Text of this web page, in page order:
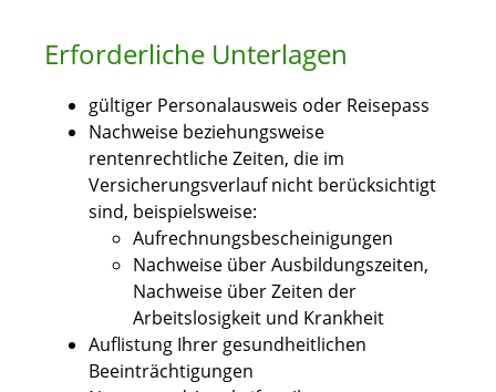
Erforderliche Unterlagen
gültiger Personalausweis oder Reisepass
Nachweise beziehungsweise
rentenrechtliche Zeiten, die im
Versicherungsverlauf nicht berücksichtigt
sind, beispielsweise:
Aufrechnungsbescheinigungen
Nachweise über Ausbildungszeiten,
Nachweise über Zeiten der
Arbeitslosigkeit und Krankheit
Auflistung Ihrer gesundheitlichen
Beeinträchtigungen